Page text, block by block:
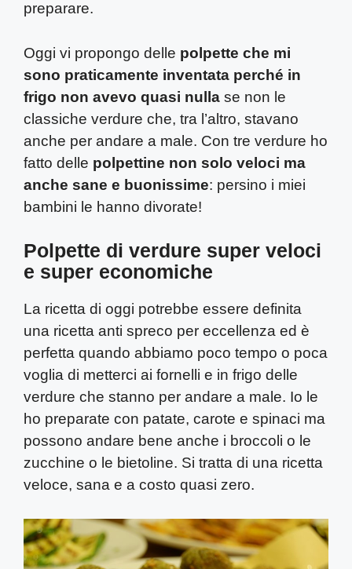
preparare.
Oggi vi propongo delle polpette che mi
sono praticamente inventata perché in
frigo non avevo quasi nulla se non le
classiche verdure che, tra l’altro, stavano
anche per andare a male. Con tre verdure ho
fatto delle polpettine non solo veloci ma
anche sane e buonissime: persino i miei
bambini le hanno divorate!
Polpette di verdure super veloci
e super economiche
La ricetta di oggi potrebbe essere definita
una ricetta anti spreco per eccellenza ed è
perfetta quando abbiamo poco tempo o poca
voglia di metterci ai fornelli e in frigo delle
verdure che stanno per andare a male. Io le
ho preparate con patate, carote e spinaci ma
possono andare bene anche i broccoli o le
zucchine o le bietoline. Si tratta di una ricetta
veloce, sana e a costo quasi zero.